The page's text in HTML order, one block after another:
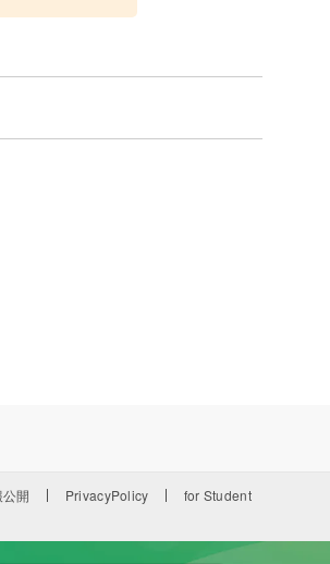
開 PrivacyPolicy for Student